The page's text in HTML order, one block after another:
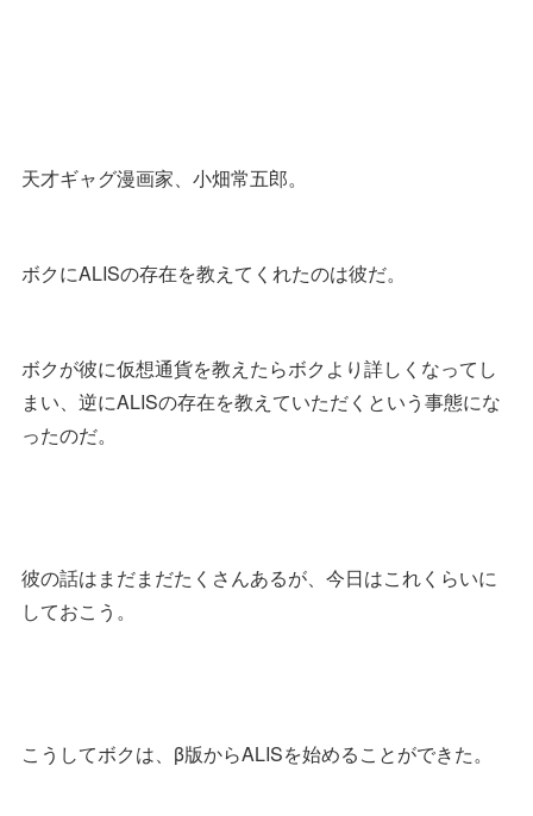
天才ギャグ漫画家、小畑常五郎。
ボクにALISの存在を教えてくれたのは彼だ。
ボクが彼に仮想通貨を教えたらボクより詳しくなってし
まい、逆にALISの存在を教えていただくという事態にな
ったのだ。
彼の話はまだまだたくさんあるが、今日はこれくらいに
しておこう。
こうしてボクは、β版からALISを始めることができた。